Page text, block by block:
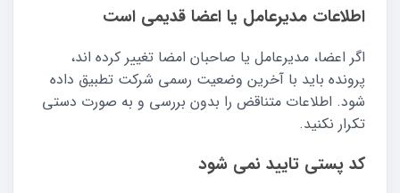
اطلاعات مدیرعامل یا اعضا قدیمی است
اگر اعضا، مدیرعامل یا صاحبان امضا تغییر کرده اند،
پرونده باید با آخرین وضعیت رسمی شرکت تطبیق داده
شود. اطلاعات متناقض را بدون بررسی و به صورت دستی
تکرار نکنید.
کد پستی تایید نمی شود